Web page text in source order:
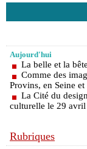
Aujourd'hui
La belle et la
Comme des
Provins, en Seine
La Cité du
culturelle le 29
Rubriques